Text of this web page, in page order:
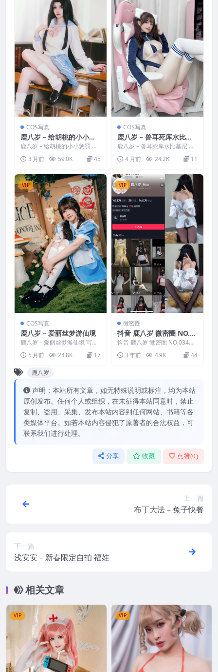
COS写真
鹿八岁 – 给胡桃的小小惩
罚
鹿八岁 – 给胡桃的小小惩罚 写
真分类：唯美，参与模特：鹿
八岁 [资源大小]：[...
3 月前 59.0K 45
COS写真
鹿八岁 – 兽耳死库水比基
尼
鹿八岁 – 兽耳死库水比基尼 写
真分类：唯美，参与模特：鹿
八岁 [资源大小]：[...
4 月前 24.2K 11
VIP
COS写真
鹿八岁 – 爱丽丝梦游仙境
鹿八岁 – 爱丽丝梦游仙境 写真
分类：唯美，参与模特：鹿八
岁 [资源大小]：[2...
5 月前 24.8K 17
VIP
微密圈
抖音 鹿八岁 微密圈 NO.03
4期
抖音 鹿八岁 微密圈 NO.034
期，资源详情：抖音 鹿八岁 微
密圈 NO.03...
3 年前 4.9K 44
鹿八岁
声明：本站所有文章，如无特殊说明或标注，均为本站
原创发布。任何个人或组织，在未征得本站同意时，禁止
复制、盗用、采集、发布本站内容到任何网站、书籍等各
类媒体平台。如若本站内容侵犯了原著者的合法权益，可
联系我们进行处理。
分享 收藏 点赞(0)
上一篇
布丁大法 – 兔子快餐
下一篇
浅安安 – 新春限定自拍 福娃
相关文章
VIP VIP